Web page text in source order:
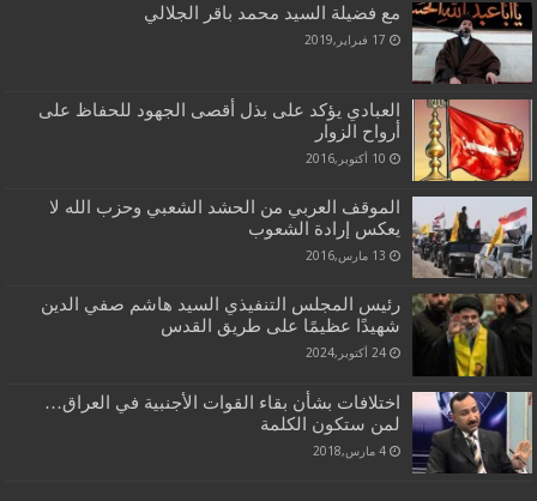
مع فضيلة السيد محمد باقر الجلالي
17 فبراير,2019
العبادي يؤكد على بذل أقصى الجهود للحفاظ على
أرواح الزوار
10 أكتوبر,2016
الموقف العربي من الحشد الشعبي وحزب الله لا
يعكس إرادة الشعوب
13 مارس,2016
رئيس ‏المجلس ‏التنفيذي السيد هاشم صفي الدين
شهيدًا عظيمًا ‏على طريق القدس
24 أكتوبر,2024
اختلافات بشأن بقاء القوات الأجنبية في العراق…
لمن ستكون الكلمة
4 مارس,2018